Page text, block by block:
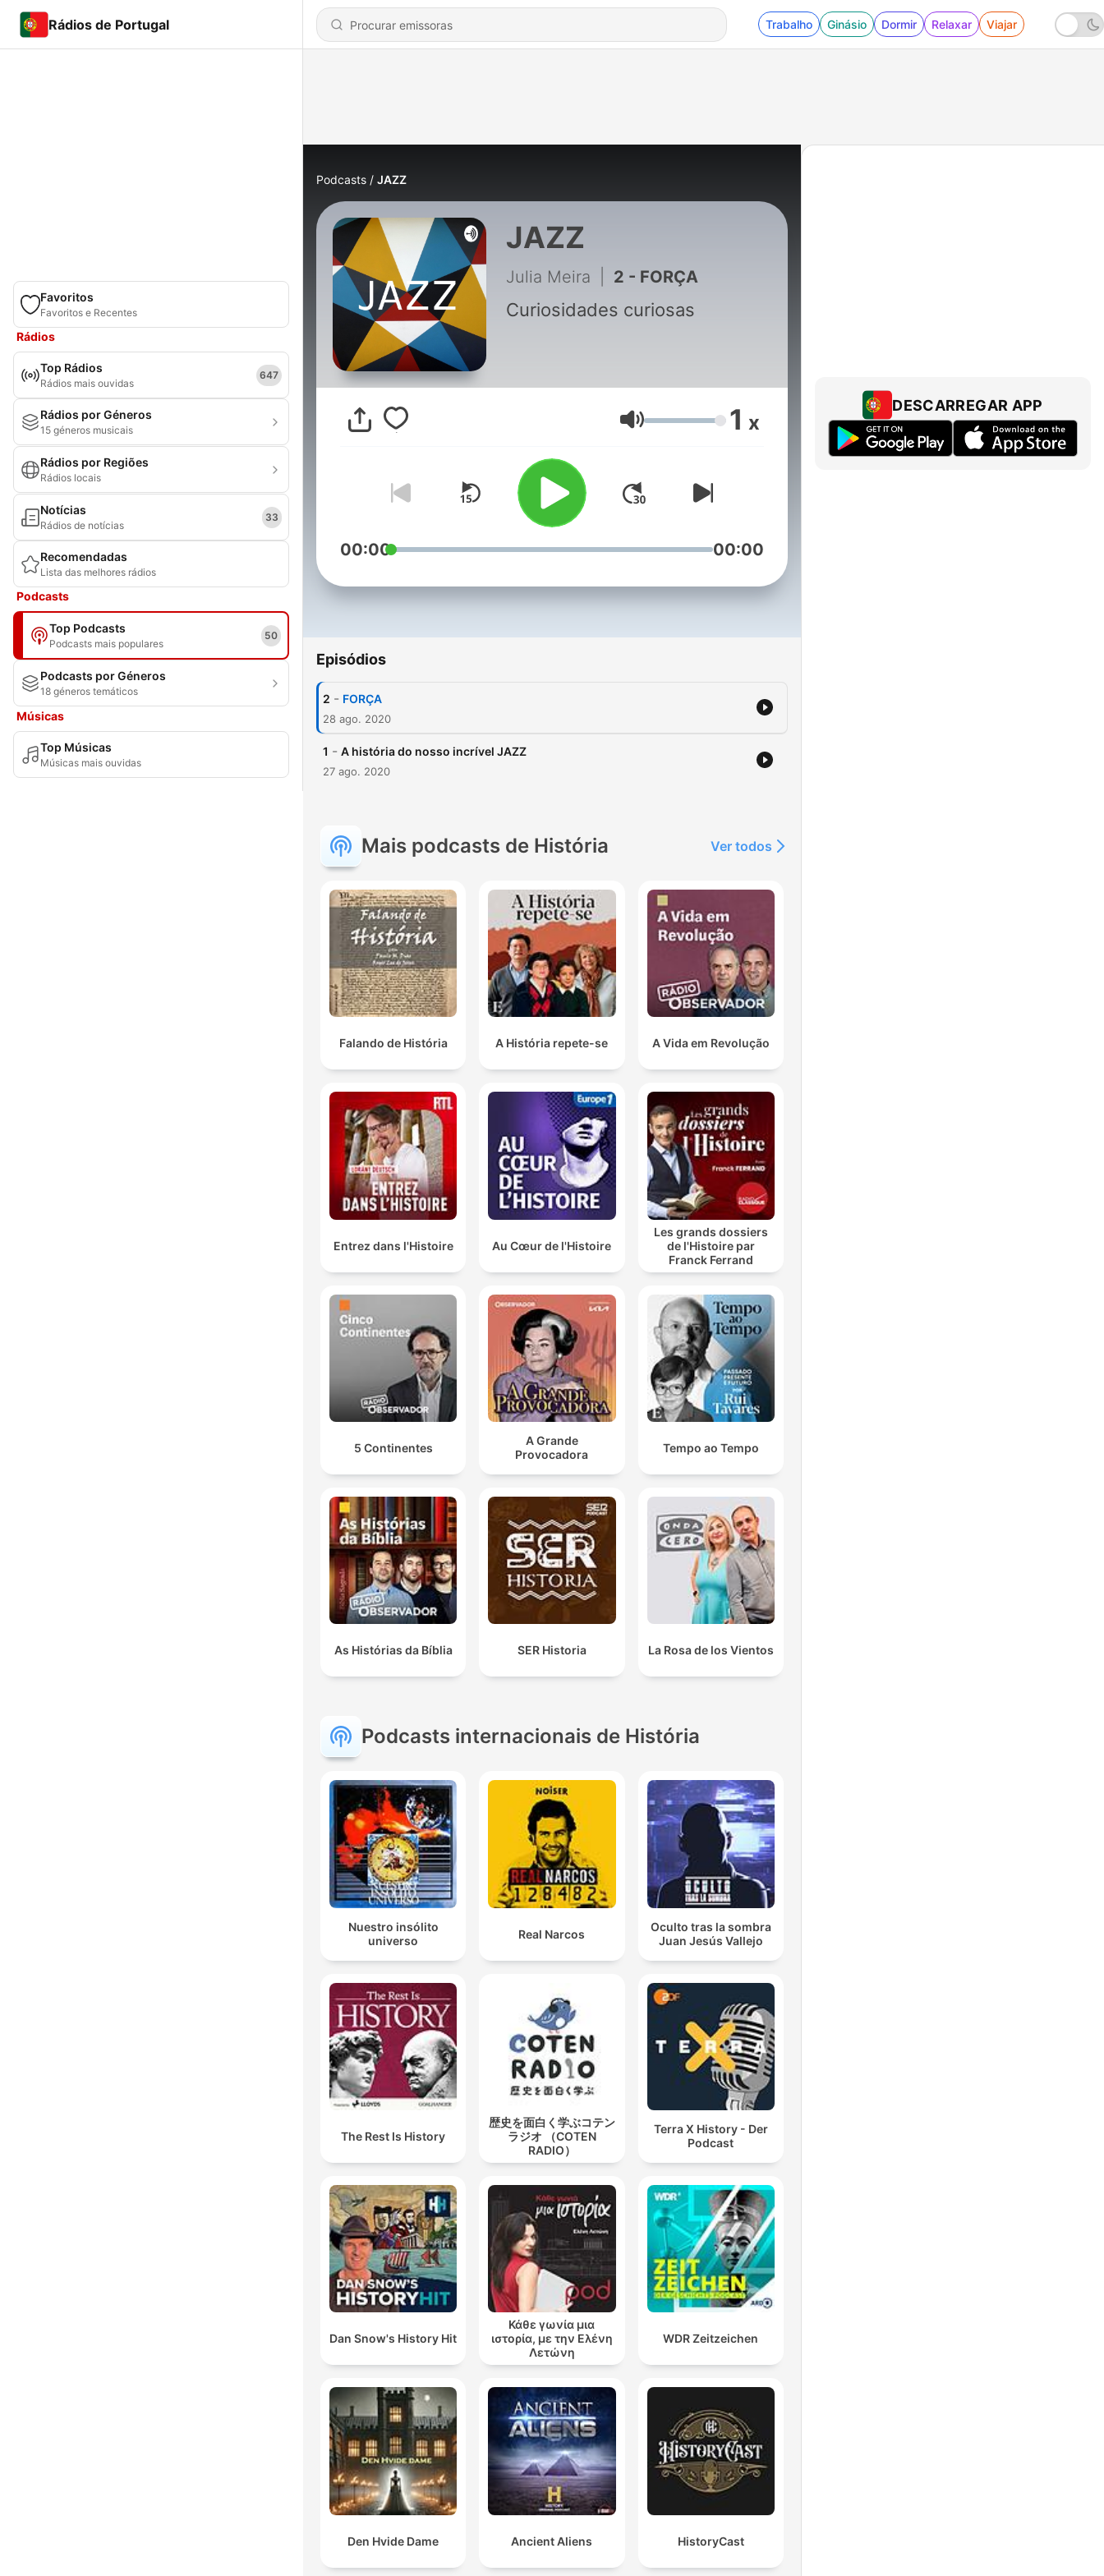
Rádios de Portugal Trabalho Ginásio Dormir Relaxar Viajar
Favoritos
Favoritos e Recentes
Rádios
Top Rádios
Rádios mais ouvidas
647
Rádios por Géneros
15 géneros musicais
Rádios por Regiões
Rádios locais
Notícias
Rádios de notícias
33
Recomendadas
Lista das melhores rádios
Podcasts
Top Podcasts
Podcasts mais populares
50
Podcasts por Géneros
18 géneros temáticos
Músicas
Top Músicas
Músicas mais ouvidas
Podcasts JAZZ
JAZZ
Julia Meira 2 - FORÇA
Curiosidades curiosas
Volume 1 x
00:00 00:00
Episódios
2 - FORÇA
28 ago. 2020
1 - A história do nosso incrível JAZZ
27 ago. 2020
Mais podcasts de História Ver todos
Falando de História A História repete-se A Vida em Revolução
Entrez dans l'Histoire Au Cœur de l'Histoire
Les grands dossiers
de l'Histoire par
Franck Ferrand
5 Continentes
A Grande
Provocadora
Tempo ao Tempo
As Histórias da Bíblia SER Historia La Rosa de los Vientos
Podcasts internacionais de História
Nuestro insólito
universo
Real Narcos
Oculto tras la sombra
Juan Jesús Vallejo
The Rest Is History
歴史を面白く学ぶコテン
ラジオ （COTEN
RADIO）
Terra X History - Der
Podcast
Dan Snow's History Hit
Κάθε γωνία μια
ιστορία, με την Ελένη
Λετώνη
WDR Zeitzeichen
Den Hvide Dame Ancient Aliens HistoryCast
DESCARREGAR APP